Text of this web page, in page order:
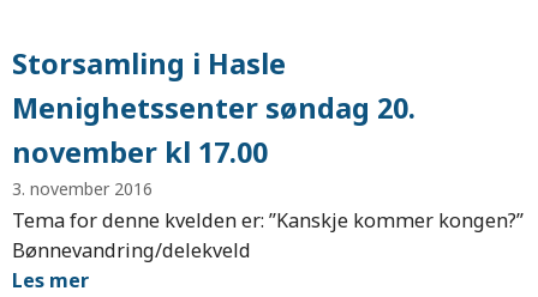
Storsamling i Hasle
Menighetssenter søndag 20.
november kl 17.00
3. november 2016
Tema for denne kvelden er: ”Kanskje kommer kongen?”
Bønnevandring/delekveld
Les mer